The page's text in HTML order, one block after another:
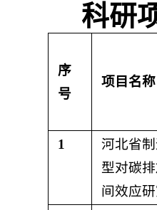
科研
序
号
项目名称
1
河北省
型对碳
间效应